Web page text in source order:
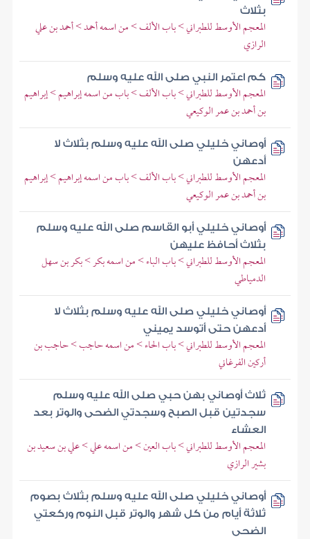
بثلاث
المعجم الأوسط للطبراني > باب الألف > من اسمه أحمد > أحمد بن علي
الرازي
كم اعتمر النبي صلى الله عليه وسلم
المعجم الأوسط للطبراني > باب الألف > باب من اسمه إبراهيم > إبراهيم
بن أحمد بن عمر الوكيعي
أوصاني خليلي صلى الله عليه وسلم بثلاث لا
أدعهن
المعجم الأوسط للطبراني > باب الألف > باب من اسمه إبراهيم > إبراهيم
بن أحمد بن عمر الوكيعي
أوصاني خليلي أبو القاسم صلى الله عليه وسلم
بثلاث أحافظ عليهن
المعجم الأوسط للطبراني > باب الباء > من اسمه بكر > بكر بن سهل
الدمياطي
أوصاني خليلي صلى الله عليه وسلم بثلاث لا
أدعهن حتى أتوسد يميني
المعجم الأوسط للطبراني > باب الحاء > من اسمه حاجب > حاجب بن
أركين الفرغاني
ثلاث أوصاني بهن حبي صلى الله عليه وسلم
سجدتين قبل الصبح وسجدتي الضحى والوتر بعد
العشاء
المعجم الأوسط للطبراني > باب العين > من اسمه علي > علي بن سعيد بن
بشير الرازي
أوصاني خليلي صلى الله عليه وسلم بثلاث بصوم
ثلاثة أيام من كل شهر والوتر قبل النوم وركعتي
الضحى